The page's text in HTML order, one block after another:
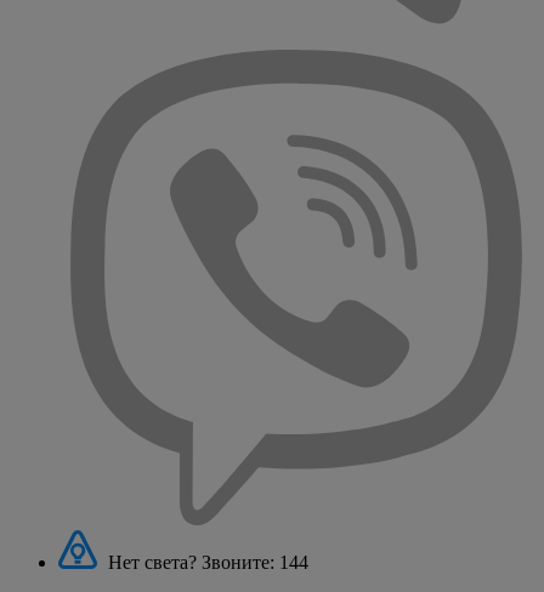
Нет света? Звоните: 144